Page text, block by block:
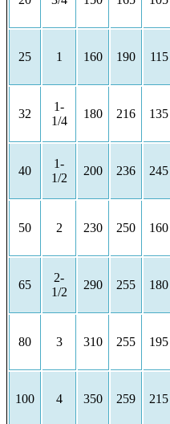
25 1 160 190 115
32
1-
1/4
180 216 135
40
1-
1/2
200 236 245
50 2 230 250 160
65
2-
1/2
290 255 180
80 3 310 255 195
100 4 350 259 215